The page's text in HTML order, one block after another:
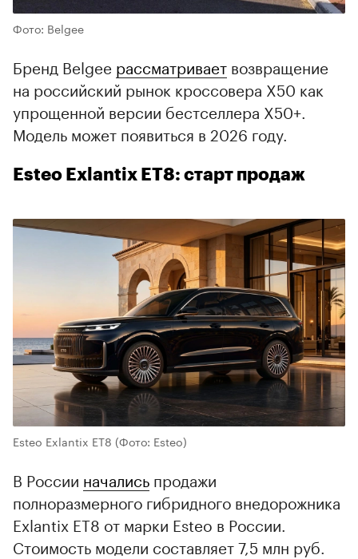
Фото: Belgee
Бренд Belgee рассматривает возвращение
на российский рынок кроссовера X50 как
упрощенной версии бестселлера X50+.
Модель может появиться в 2026 году.
Esteo Exlantix ET8: старт продаж
Esteo Exlantix ET8 (Фото: Esteo)
В России начались продажи
полноразмерного гибридного внедорожника
Exlantix ET8 от марки Esteo в России.
Стоимость модели составляет 7,5 млн руб.